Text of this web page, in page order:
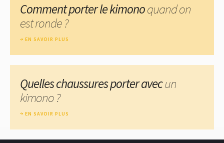
Comment porter le kimonoquand on
est ronde ?
EN SAVOIR PLUS
Quelles chaussures porter avecun
kimono ?
EN SAVOIR PLUS